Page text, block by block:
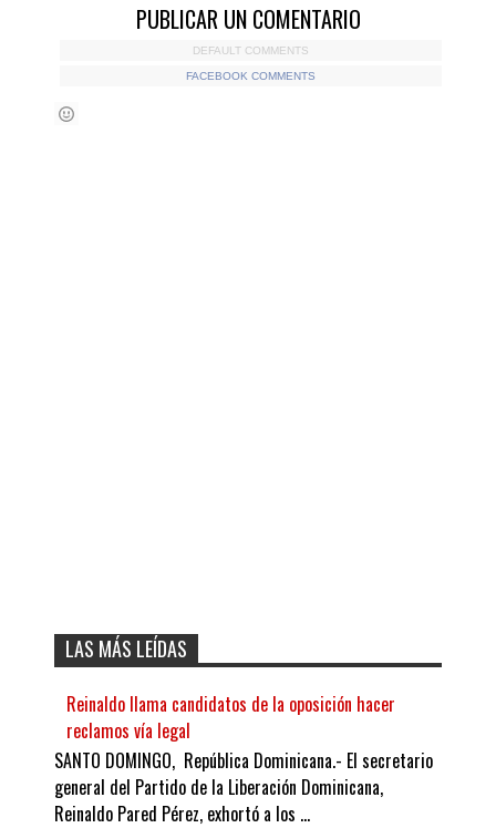
PUBLICAR UN COMENTARIO
DEFAULT COMMENTS
FACEBOOK COMMENTS
LAS MÁS LEÍDAS
Reinaldo llama candidatos de la oposición hacer
reclamos vía legal
SANTO DOMINGO, República Dominicana.- El secretario
general del Partido de la Liberación Dominicana,
Reinaldo Pared Pérez, exhortó a los ...